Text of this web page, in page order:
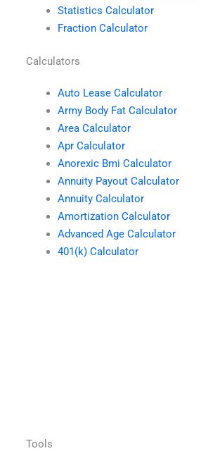
Statistics Calculator
Fraction Calculator
Calculators
Auto Lease Calculator
Army Body Fat Calculator
Area Calculator
Apr Calculator
Anorexic Bmi Calculator
Annuity Payout Calculator
Annuity Calculator
Amortization Calculator
Advanced Age Calculator
401(k) Calculator
Tools